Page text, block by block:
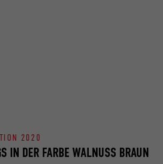
IN DER FARBE WALNUSS BRAUN
2020